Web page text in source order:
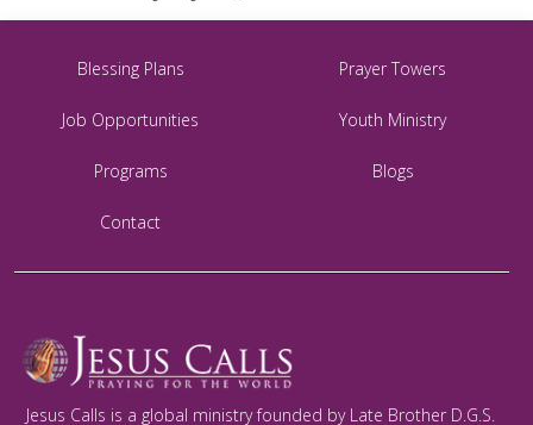
Blessing Plans Prayer Towers
Job Opportunities Youth Ministry
Programs Blogs
Contact
Jesus Calls is a global ministry founded by Late Brother D.G.S.